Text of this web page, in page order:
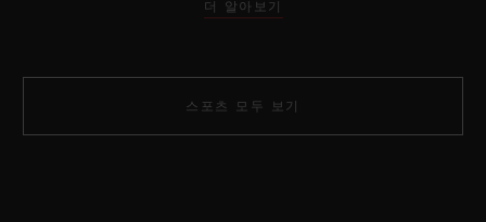
더 알아보기
스포츠 모두 보기